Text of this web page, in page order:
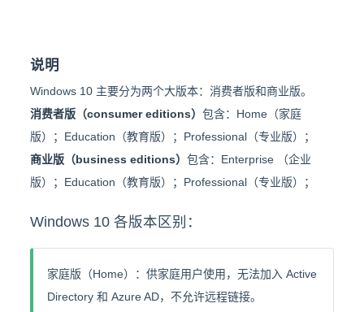
说明
Windows 10 主要分为两个大版本：消费者版和商业版。
消费者版（consumer editions） 包含：Home（家庭
版）；Education（教育版）；Professional（专业版）；
商业版（business editions） 包含：Enterprise （企业
版）；Education（教育版）；Professional（专业版）；
Windows 10 各版本区别：
家庭版（Home）：供家庭用户使用，无法加入 Active
Directory 和 Azure AD，不允许远程链接。